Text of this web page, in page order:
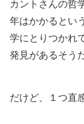
カントさんの哲
年はかかるとい
学にとりつかれ
発見があるそう
だけど、１つ直